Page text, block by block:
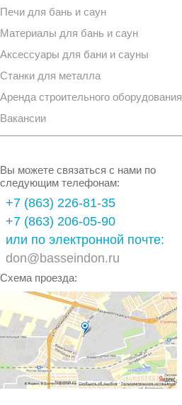
Печи для бань и саун
Материалы для бань и саун
Аксессуары для бани и сауны
Станки для металла
Аренда строительного оборудования
Вакансии
Вы можете связаться с нами по
следующим телефонам:
+7 (863) 226-81-35
+7 (863) 206-05-90
или по электронной почте:
don@basseindon.ru
Схема проезда: